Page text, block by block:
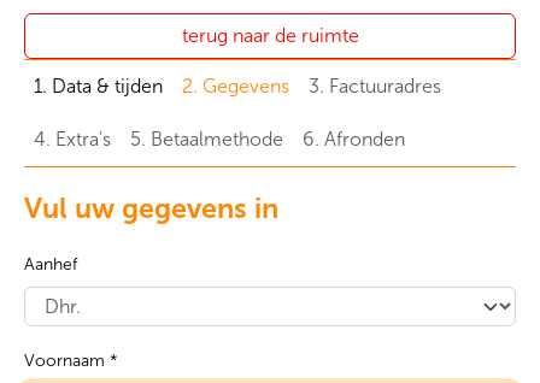
terug naar de ruimte
1. Data & tijden 2. Gegevens 3. Factuuradres
4. Extra's 5. Betaalmethode 6. Afronden
Vul uw gegevens in
Aanhef
Voornaam *